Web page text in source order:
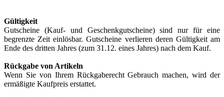
Gültigkeit
Gutscheine (Kauf- und Geschenkgutscheine) sind nur für eine
begrenzte Zeit einlösbar. Gutscheine verlieren deren Gültigkeit am
Ende des dritten Jahres (zum 31.12. eines Jahres) nach dem Kauf.
Rückgabe von Artikeln
Wenn Sie von Ihrem Rückgaberecht Gebrauch machen, wird der
ermäßigte Kaufpreis erstattet.